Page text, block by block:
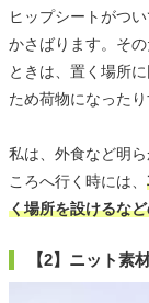
ヒップシートがつ
かさばります。そ
ときは、置く場所
ため荷物になった
私は、外食など明
ころへ行く時には、
く場所を設けるな
【2】ニット素